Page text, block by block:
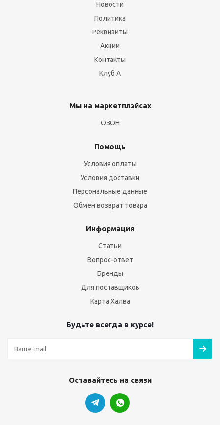
Новости
Политика
Реквизиты
Акции
Контакты
Клуб А
Мы на маркетплэйсах
ОЗОН
Помощь
Условия оплаты
Условия доставки
Персональные данные
Обмен возврат товара
Информация
Статьи
Вопрос-ответ
Бренды
Для поставщиков
Карта Халва
Будьте всегда в курсе!
Оставайтесь на связи